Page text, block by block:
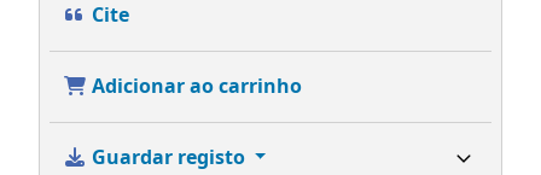
Cite
Adicionar ao carrinho
Guardar registo